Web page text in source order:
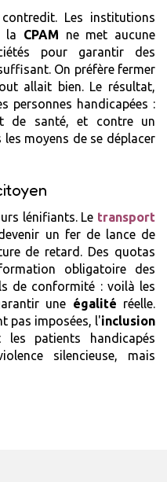
Les institutions
la CPAM ne met aucune
pour garantir des
On préfère fermer
allait bien. Le résultat,
personnes handicapées :
de santé, et contre un
moyens de se déplacer
lénifiants. Le transport
un fer de lance de
de retard. Des quotas
obligatoire des
de conformité : voilà les
une égalité réelle.
pas imposées, l'inclusion
patients handicapés
silencieuse, mais